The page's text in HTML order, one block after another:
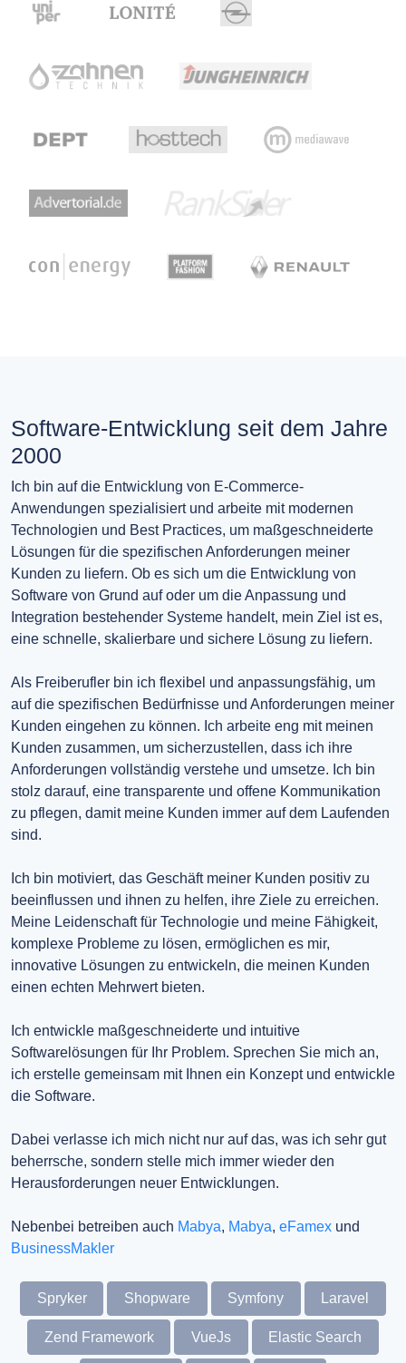
Software-Entwicklung seit dem Jahre
2000
Ich bin auf die Entwicklung von E-Commerce-
Anwendungen spezialisiert und arbeite mit modernen
Technologien und Best Practices, um maßgeschneiderte
Lösungen für die spezifischen Anforderungen meiner
Kunden zu liefern. Ob es sich um die Entwicklung von
Software von Grund auf oder um die Anpassung und
Integration bestehender Systeme handelt, mein Ziel ist es,
eine schnelle, skalierbare und sichere Lösung zu liefern.
Als Freiberufler bin ich flexibel und anpassungsfähig, um
auf die spezifischen Bedürfnisse und Anforderungen meiner
Kunden eingehen zu können. Ich arbeite eng mit meinen
Kunden zusammen, um sicherzustellen, dass ich ihre
Anforderungen vollständig verstehe und umsetze. Ich bin
stolz darauf, eine transparente und offene Kommunikation
zu pflegen, damit meine Kunden immer auf dem Laufenden
sind.
Ich bin motiviert, das Geschäft meiner Kunden positiv zu
beeinflussen und ihnen zu helfen, ihre Ziele zu erreichen.
Meine Leidenschaft für Technologie und meine Fähigkeit,
komplexe Probleme zu lösen, ermöglichen es mir,
innovative Lösungen zu entwickeln, die meinen Kunden
einen echten Mehrwert bieten.
Ich entwickle maßgeschneiderte und intuitive
Softwarelösungen für Ihr Problem. Sprechen Sie mich an,
ich erstelle gemeinsam mit Ihnen ein Konzept und entwickle
die Software.
Dabei verlasse ich mich nicht nur auf das, was ich sehr gut
beherrsche, sondern stelle mich immer wieder den
Herausforderungen neuer Entwicklungen.
Nebenbei betreiben auch Mabya, Mabya, eFamex und
BusinessMakler
Spryker Shopware Symfony Laravel
Zend Framework VueJs Elastic Search